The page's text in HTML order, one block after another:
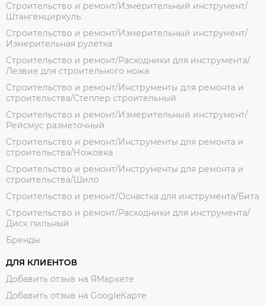
Строительство и ремонт/Измерительный инструмент/
Штангенциркуль
Строительство и ремонт/Измерительный инструмент/
Измерительная рулетка
Строительство и ремонт/Расходники для инструмента/
Лезвие для строительного ножа
Строительство и ремонт/Инструменты для ремонта и
строительства/Степлер строительный
Строительство и ремонт/Измерительный инструмент/
Рейсмус разметочный
Строительство и ремонт/Инструменты для ремонта и
строительства/Ножовка
Строительство и ремонт/Инструменты для ремонта и
строительства/Шило
Строительство и ремонт/Оснастка для инструмента/Бита
Строительство и ремонт/Расходники для инструмента/
Диск пильный
Бренды
ДЛЯ КЛИЕНТОВ
Добавить отзыв на ЯМаркете
Добавить отзыв на GoogleКарте